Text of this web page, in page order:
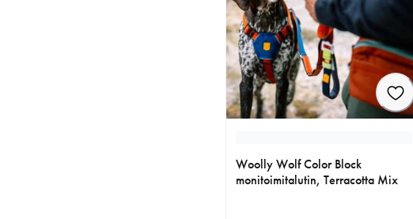
Woolly Wolf Color Block
monitoimitalutin, Terracotta Mix